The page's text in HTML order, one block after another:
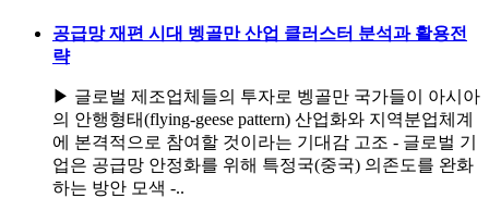
공급망 재편 시대 벵골만 산업 클러스터 분석과 활용전
략
▶ 글로벌 제조업체들의 투자로 벵골만 국가들이 아시아
의 안행형태(flying-geese pattern) 산업화와 지역분업체계
에 본격적으로 참여할 것이라는 기대감 고조 - 글로벌 기
업은 공급망 안정화를 위해 특정국(중국) 의존도를 완화
하는 방안 모색 -..